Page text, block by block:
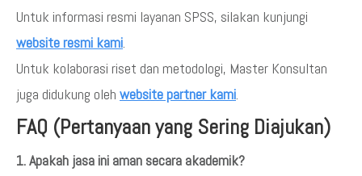
Untuk informasi resmi layanan SPSS, silakan kunjungi
website resmi kami.
Untuk kolaborasi riset dan metodologi, Master Konsultan
juga didukung oleh website partner kami.
FAQ (Pertanyaan yang Sering Diajukan)
1. Apakah jasa ini aman secara akademik?